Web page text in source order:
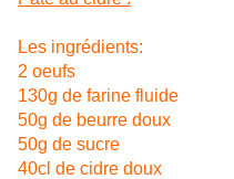
Les ingrédients:
2 oeufs
130g de farine fluide
50g de beurre doux
50g de sucre
40cl de cidre doux